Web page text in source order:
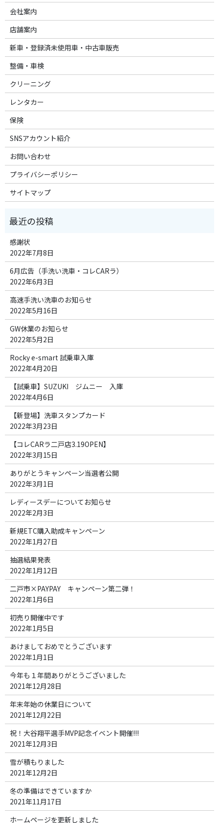
会社案内
店舗案内
新車・登録済未使用車・中古車販売
整備・車検
クリーニング
レンタカー
保険
SNSアカウント紹介
お問い合わせ
プライバシーポリシー
サイトマップ
感謝状
2022年7月8日
6月広告（手洗い洗車・コレCARラ）
2022年6月3日
高速手洗い洗車のお知らせ
2022年5月16日
GW休業のお知らせ
2022年5月2日
Rocky e-smart 試乗車入庫
2022年4月20日
【試乗車】SUZUKI ジムニー 入庫
2022年4月6日
【新登場】洗車スタンプカード
2022年3月23日
【コレCARラ二戸店3.19OPEN】
2022年3月15日
ありがとうキャンペーン当選者公開
2022年3月1日
レディースデーについてお知らせ
2022年2月3日
新規ETC購入助成キャンペーン
2022年1月27日
抽選結果発表
2022年1月12日
二戸市×PAYPAY キャンペーン第二弾！
2022年1月6日
初売り開催中です
2022年1月5日
あけましておめでとうございます
2022年1月1日
今年も１年間ありがとうございました
2021年12月28日
年末年始の休業日について
2021年12月22日
祝！大谷翔平選手MVP記念イベント開催!!!
2021年12月3日
雪が積もりました
2021年12月2日
冬の準備はできていますか
2021年11月17日
ホームページを更新しました